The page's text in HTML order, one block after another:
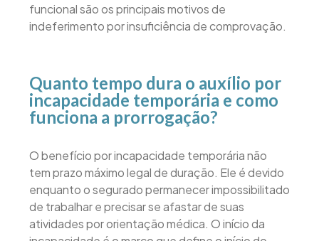
funcional são os principais motivos de
indeferimento por insuficiência de comprovação.
Quanto tempo dura o auxílio por
incapacidade temporária e como
funciona a prorrogação?
O benefício por incapacidade temporária não
tem prazo máximo legal de duração. Ele é devido
enquanto o segurado permanecer impossibilitado
de trabalhar e precisar se afastar de suas
atividades por orientação médica. O início da